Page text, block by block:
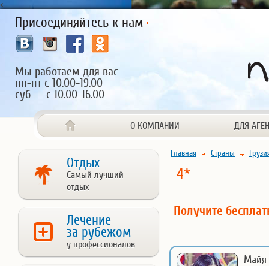
<
Присоединяйтесь к нам
Мы работаем для вас
пн-пт с 10.00-19.00
суб с 10.00-16.00
О КОМПАНИИ ДЛЯ
Отдых
Самый лучший
отдых
Лечение
за рубежом
у профессионалов
Главная Страны
4*
Получите
Майя